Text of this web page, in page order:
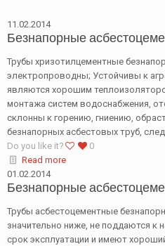
11.02.2014
Безнапорные
Трубы хризотилцементные
электропроводны; Устойчивы к
являются хорошим
монтажа систем водоснабжения,
склонны к горению, гниению,
безнапорных асбестовых труб,
Do you like it?
0
Read more
01.02.2014
Безнапорные
Трубы асбестоцементные
значительно ниже, не поддаются к
срок эксплуатации и имеют